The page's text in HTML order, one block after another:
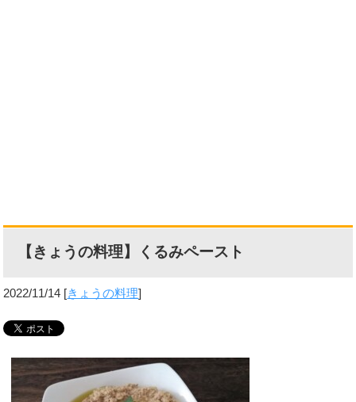
【きょうの料理】くるみペースト
2022/11/14 [きょうの料理]